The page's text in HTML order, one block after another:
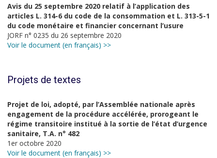
Avis du 25 septembre 2020 relatif à l’application des
articles L. 314-6 du code de la consommation et L. 313-5-1
du code monétaire et financier concernant l’usure
JORF n° 0235 du 26 septembre 2020
Voir le document (en français) >>
Projets de textes
Projet de loi, adopté, par l’Assemblée nationale après
engagement de la procédure accélérée, prorogeant le
régime transitoire institué à la sortie de l’état d’urgence
sanitaire, T.A. n° 482
1er octobre 2020
Voir le document (en français) >>